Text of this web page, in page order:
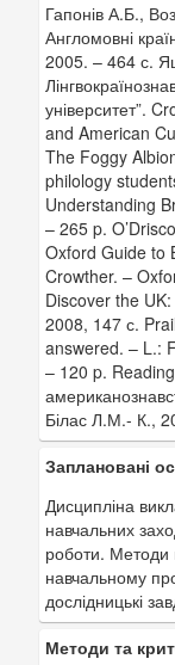
Гапонів А.Б.,
Англомовні
2005. – 464 с.
університет”.
and American
The Foggy
philology
Understanding
– 265 p.
Oxford Guide to
Crowther. –
Discover the UK:
2008, 147 с.
answered. – L.:
– 120 p.
Білас Л.М.- К.,
Заплановані
Дисципліна
навчальних
роботи. Методи
навчальному
дослідницькі
Методи та